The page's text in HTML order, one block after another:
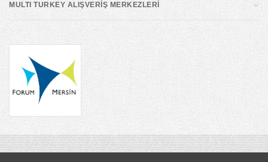
MULTI TURKEY ALIŞVERİŞ MERKEZLERİ